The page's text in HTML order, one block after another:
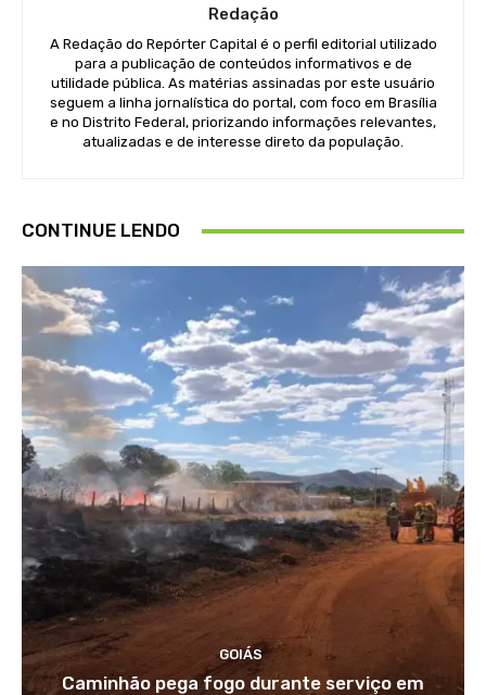
Redação
A Redação do Repórter Capital é o perfil editorial utilizado
para a publicação de conteúdos informativos e de
utilidade pública. As matérias assinadas por este usuário
seguem a linha jornalística do portal, com foco em Brasília
e no Distrito Federal, priorizando informações relevantes,
atualizadas e de interesse direto da população.
CONTINUE LENDO
GOIÁS
Caminhão pega fogo durante serviço em